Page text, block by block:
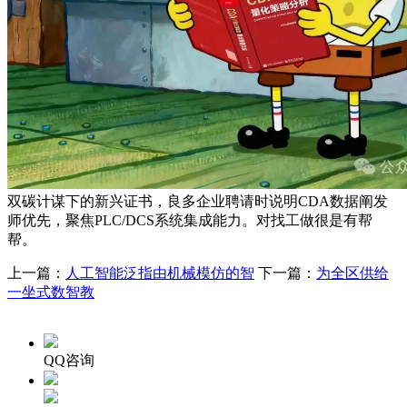
双碳计谋下的新兴证书，良多企业聘请时说明CDA数据阐发
师优先，聚焦PLC/DCS系统集成能力。对找工做很是有帮
帮。
上一篇： 人工智能泛指由机械模仿的智 下一篇： 为全区供给
一坐式数智教
QQ咨询